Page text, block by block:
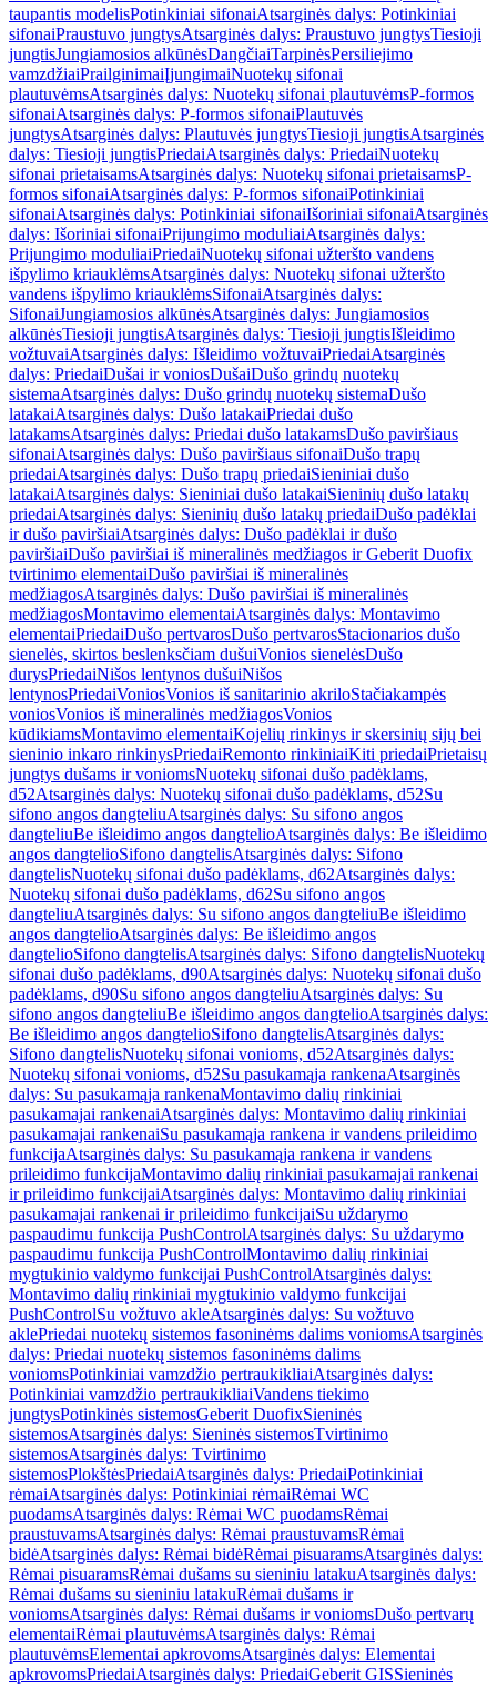
taupantis modelisPotinkiniai sifonaiAtsarginės dalys: Potinkiniai
sifonaiPraustuvo jungtysAtsarginės dalys: Praustuvo jungtysTiesioji
jungtisJungiamosios alkūnėsDangčiaiTarpinėsPersiliejimo
vamzdžiaiPrailginimaiĮjungimaiNuotekų sifonai
plautuvėmsAtsarginės dalys: Nuotekų sifonai plautuvėmsP-formos
sifonaiAtsarginės dalys: P-formos sifonaiPlautuvės
jungtysAtsarginės dalys: Plautuvės jungtysTiesioji jungtisAtsarginės
dalys: Tiesioji jungtisPriedaiAtsarginės dalys: PriedaiNuotekų
sifonai prietaisamsAtsarginės dalys: Nuotekų sifonai prietaisamsP-
formos sifonaiAtsarginės dalys: P-formos sifonaiPotinkiniai
sifonaiAtsarginės dalys: Potinkiniai sifonaiIšoriniai sifonaiAtsarginės
dalys: Išoriniai sifonaiPrijungimo moduliaiAtsarginės dalys:
Prijungimo moduliaiPriedaiNuotekų sifonai užteršto vandens
išpylimo kriauklėmsAtsarginės dalys: Nuotekų sifonai užteršto
vandens išpylimo kriauklėmsSifonaiAtsarginės dalys:
SifonaiJungiamosios alkūnėsAtsarginės dalys: Jungiamosios
alkūnėsTiesioji jungtisAtsarginės dalys: Tiesioji jungtisIšleidimo
vožtuvaiAtsarginės dalys: Išleidimo vožtuvaiPriedaiAtsarginės
dalys: PriedaiDušai ir voniosDušaiDušo grindų nuotekų
sistemaAtsarginės dalys: Dušo grindų nuotekų sistemaDušo
latakaiAtsarginės dalys: Dušo latakaiPriedai dušo
latakamsAtsarginės dalys: Priedai dušo latakamsDušo paviršiaus
sifonaiAtsarginės dalys: Dušo paviršiaus sifonaiDušo trapų
priedaiAtsarginės dalys: Dušo trapų priedaiSieniniai dušo
latakaiAtsarginės dalys: Sieniniai dušo latakaiSieninių dušo latakų
priedaiAtsarginės dalys: Sieninių dušo latakų priedaiDušo padėklai
ir dušo paviršiaiAtsarginės dalys: Dušo padėklai ir dušo
paviršiaiDušo paviršiai iš mineralinės medžiagos ir Geberit Duofix
tvirtinimo elementaiDušo paviršiai iš mineralinės
medžiagosAtsarginės dalys: Dušo paviršiai iš mineralinės
medžiagosMontavimo elementaiAtsarginės dalys: Montavimo
elementaiPriedaiDušo pertvarosDušo pertvarosStacionarios dušo
sienelės, skirtos beslenksčiam dušuiVonios sienelėsDušo
durysPriedaiNišos lentynos dušuiNišos
lentynosPriedaiVoniosVonios iš sanitarinio akriloStačiakampės
voniosVonios iš mineralinės medžiagosVonios
kūdikiamsMontavimo elementaiKojelių rinkinys ir skersinių sijų bei
sieninio inkaro rinkinysPriedaiRemonto rinkiniaiKiti priedaiPrietaisų
jungtys dušams ir voniomsNuotekų sifonai dušo padėklams,
d52Atsarginės dalys: Nuotekų sifonai dušo padėklams, d52Su
sifono angos dangteliuAtsarginės dalys: Su sifono angos
dangteliuBe išleidimo angos dangtelioAtsarginės dalys: Be išleidimo
angos dangtelioSifono dangtelisAtsarginės dalys: Sifono
dangtelisNuotekų sifonai dušo padėklams, d62Atsarginės dalys:
Nuotekų sifonai dušo padėklams, d62Su sifono angos
dangteliuAtsarginės dalys: Su sifono angos dangteliuBe išleidimo
angos dangtelioAtsarginės dalys: Be išleidimo angos
dangtelioSifono dangtelisAtsarginės dalys: Sifono dangtelisNuotekų
sifonai dušo padėklams, d90Atsarginės dalys: Nuotekų sifonai dušo
padėklams, d90Su sifono angos dangteliuAtsarginės dalys: Su
sifono angos dangteliuBe išleidimo angos dangtelioAtsarginės dalys:
Be išleidimo angos dangtelioSifono dangtelisAtsarginės dalys:
Sifono dangtelisNuotekų sifonai vonioms, d52Atsarginės dalys:
Nuotekų sifonai vonioms, d52Su pasukamąja rankenaAtsarginės
dalys: Su pasukamąja rankenaMontavimo dalių rinkiniai
pasukamajai rankenaiAtsarginės dalys: Montavimo dalių rinkiniai
pasukamajai rankenaiSu pasukamąja rankena ir vandens prileidimo
funkcijaAtsarginės dalys: Su pasukamąja rankena ir vandens
prileidimo funkcijaMontavimo dalių rinkiniai pasukamajai rankenai
ir prileidimo funkcijaiAtsarginės dalys: Montavimo dalių rinkiniai
pasukamajai rankenai ir prileidimo funkcijaiSu uždarymo
paspaudimu funkcija PushControlAtsarginės dalys: Su uždarymo
paspaudimu funkcija PushControlMontavimo dalių rinkiniai
mygtukinio valdymo funkcijai PushControlAtsarginės dalys:
Montavimo dalių rinkiniai mygtukinio valdymo funkcijai
PushControlSu vožtuvo akleAtsarginės dalys: Su vožtuvo
aklePriedai nuotekų sistemos fasoninėms dalims voniomsAtsarginės
dalys: Priedai nuotekų sistemos fasoninėms dalims
voniomsPotinkiniai vamzdžio pertraukikliaiAtsarginės dalys:
Potinkiniai vamzdžio pertraukikliaiVandens tiekimo
jungtysPotinkinės sistemosGeberit DuofixSieninės
sistemosAtsarginės dalys: Sieninės sistemosTvirtinimo
sistemosAtsarginės dalys: Tvirtinimo
sistemosPlokštėsPriedaiAtsarginės dalys: PriedaiPotinkiniai
rėmaiAtsarginės dalys: Potinkiniai rėmaiRėmai WC
puodamsAtsarginės dalys: Rėmai WC puodamsRėmai
praustuvamsAtsarginės dalys: Rėmai praustuvamsRėmai
bidėAtsarginės dalys: Rėmai bidėRėmai pisuaramsAtsarginės dalys:
Rėmai pisuaramsRėmai dušams su sieniniu latakuAtsarginės dalys:
Rėmai dušams su sieniniu latakuRėmai dušams ir
voniomsAtsarginės dalys: Rėmai dušams ir voniomsDušo pertvarų
elementaiRėmai plautuvėmsAtsarginės dalys: Rėmai
plautuvėmsElementai apkrovomsAtsarginės dalys: Elementai
apkrovomsPriedaiAtsarginės dalys: PriedaiGeberit GISSieninės